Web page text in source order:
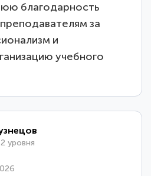
благодарность
за
и
учебного
уровня